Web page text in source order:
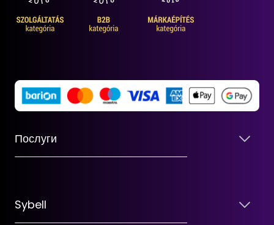
Послуги
Sybell